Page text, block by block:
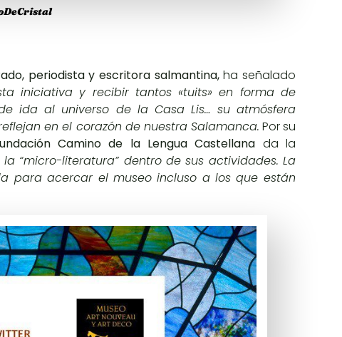
periodista y escritora salmantina,ha señalado
iniciativa y recibir tantos «tuits» en forma de
ida al universo de la Casa Lis… su atmósfera
en el corazón de nuestra Salamanca. Por su
Camino de la Lengua Castellana da la
“micro-literatura” dentro de sus actividades. La
para acercar el museo incluso a los que están